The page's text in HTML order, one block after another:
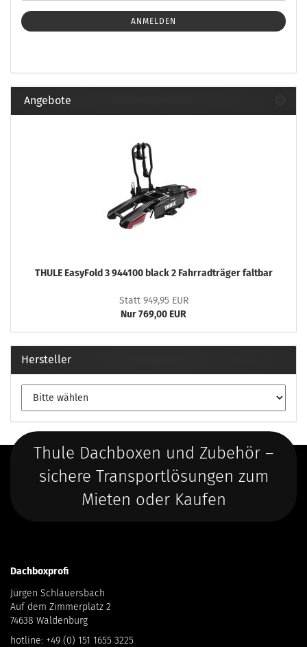
ANMELDEN
Angebote
THULE EasyFold 3 944100 black 2 Fahrradträger faltbar
Statt 949,95 EUR
Nur 769,00 EUR
Hersteller
Thule Dachboxen und Zubehör –
sichere Transportlösungen zum
Mieten oder Kaufen
Dachboxprofi
Jürgen Schlauersbach
Auf dem Zimmerplatz 2
74638 Waldenburg
hotline: +49 (0) 151 1655 3225